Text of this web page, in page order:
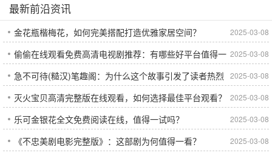
最新前沿资讯
金花瓶楷梅花，如何完美搭配打造优雅家居空间？ 2025-03-08
偷偷在线观看免费高清电视剧推荐：有哪些好平台值得一
试？
2025-03-08
急不可待(糙汉)笔趣阁：为什么这个故事引发了读者热烈
追捧？
2025-03-08
灭火宝贝高清完整版在线观看，如何选择最佳平台观看？ 2025-03-08
乐可金银花全文免费阅读在线，值得一试吗？ 2025-03-08
《不忠美剧电影完整版》：这部剧为何值得一看？ 2025-03-08